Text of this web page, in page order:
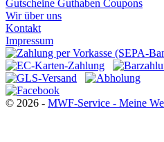
Gutscheine Guthaben Coupons
Wir über uns
Kontakt
Impressum
© 2026 - MWF-Service - Meine